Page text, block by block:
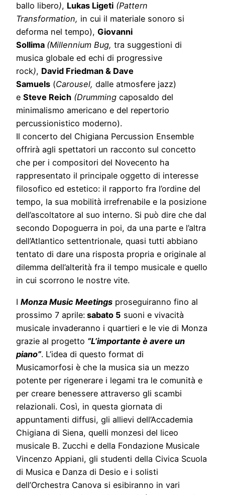
ballo libero), Lukas Ligeti (Pattern
Transformation, in cui il materiale sonoro si
deforma nel tempo), Giovanni
Sollima (Millennium Bug, tra suggestioni di
musica globale ed echi di progressive
rock), David Friedman & Dave
Samuels (Carousel, dalle atmosfere jazz)
e Steve Reich (Drumming caposaldo del
minimalismo americano e del repertorio
percussionistico moderno).
Il concerto del Chigiana Percussion Ensemble
offrirà agli spettatori un racconto sul concetto
che per i compositori del Novecento ha
rappresentato il principale oggetto di interesse
filosofico ed estetico: il rapporto fra l’ordine del
tempo, la sua mobilità irrefrenabile e la posizione
dell’ascoltatore al suo interno. Si può dire che dal
secondo Dopoguerra in poi, da una parte e l’altra
dell’Atlantico settentrionale, quasi tutti abbiano
tentato di dare una risposta propria e originale al
dilemma dell’alterità fra il tempo musicale e quello
in cui scorrono le nostre vite.
I Monza Music Meetings proseguiranno fino al
prossimo 7 aprile: sabato 5 suoni e vivacità
musicale invaderanno i quartieri e le vie di Monza
grazie al progetto “L’importante è avere un
piano”. L’idea di questo format di
Musicamorfosi è che la musica sia un mezzo
potente per rigenerare i legami tra le comunità e
per creare benessere attraverso gli scambi
relazionali. Così, in questa giornata di
appuntamenti diffusi, gli allievi dell’Accademia
Chigiana di Siena, quelli monzesi del liceo
musicale B. Zucchi e della Fondazione Musicale
Vincenzo Appiani, gli studenti della Civica Scuola
di Musica e Danza di Desio e i solisti
dell’Orchestra Canova si esibiranno in vari